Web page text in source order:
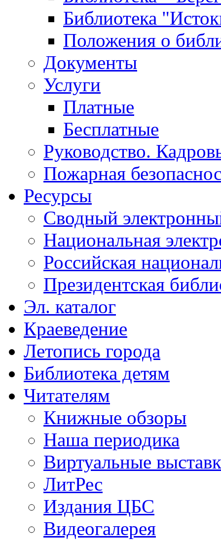
Библиотека
Положения о
Документы
Услуги
Платные
Бесплатные
Руководство.
Пожарная
Ресурсы
Сводный
Национальная
Российская
Президентская
Эл. каталог
Краеведение
Летопись города
Библиотека детям
Читателям
Книжные обзоры
Наша периодика
Виртуальные
ЛитРес
Издания ЦБС
Видеогалерея